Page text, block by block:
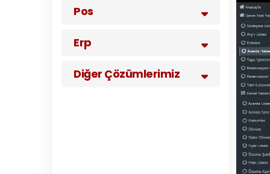
Pos
Erp
Diğer Çözümlerimiz